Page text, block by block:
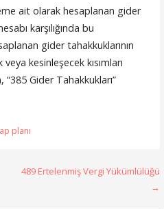
ait olarak hesaplanan gider
karşılığında bu
gider tahakkuklarının
kesinleşecek kısımları
“385 Gider Tahakkukları”
planı
489 Ertelenmiş Vergi Yükümlülüğü
→